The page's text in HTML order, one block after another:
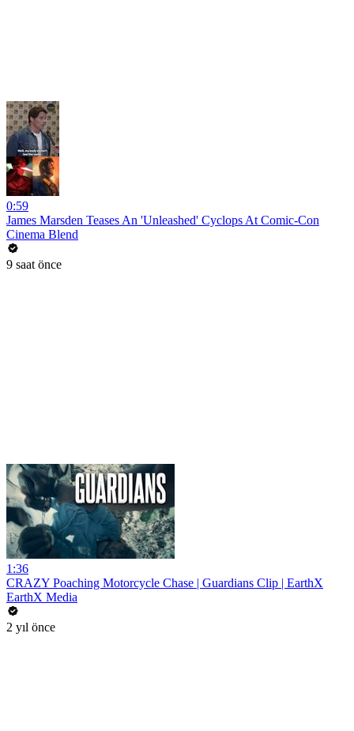
0:59
James Marsden Teases An 'Unleashed' Cyclops At Comic-Con
Cinema Blend
9 saat önce
1:36
CRAZY Poaching Motorcycle Chase | Guardians Clip | EarthX
EarthX Media
2 yıl önce